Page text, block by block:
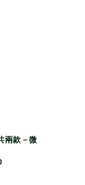
兩款－微